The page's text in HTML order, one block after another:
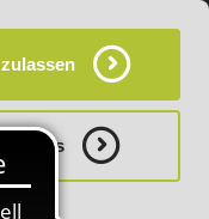
CAMPUS
06. August 2026!